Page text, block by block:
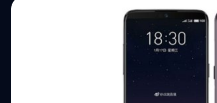
น่าเสียใจที่ยังไม่มีรายละเอียดเกี่ยวกับผลิตภัณฑ์ที่จะสร้างให้
มาใหม่อีกเครื่องกับ Meizu 15 Plus เปิดเผยตัว
ผ่าน Geekbench พร้อมแรมถึง 6GB
ตลาดกันเยอะเลยทีเดียว และนั่นก็รวมถึง Meizu 15 และ 15
Plus ด้วย ล่าสุดเผยผลทดสอบจาก Geekbench เป็นที่
เรียบร้อยแล้วครับ ในครั้งแรก Meizu 15 Plus พบว่าใช้ชิปเป็น